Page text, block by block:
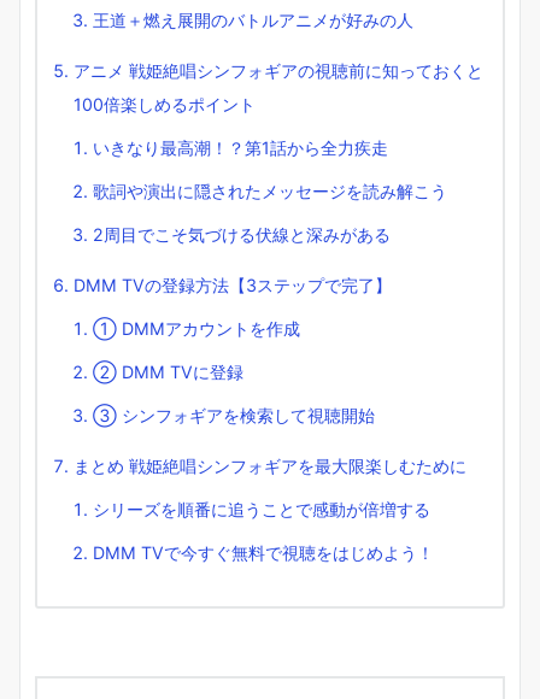
王道＋燃え展開のバトルアニメが好みの人
アニメ 戦姫絶唱シンフォギアの視聴前に知っておくと
100倍楽しめるポイント
いきなり最高潮！？第1話から全力疾走
歌詞や演出に隠されたメッセージを読み解こう
2周目でこそ気づける伏線と深みがある
DMM TVの登録方法【3ステップで完了】
① DMMアカウントを作成
② DMM TVに登録
③ シンフォギアを検索して視聴開始
まとめ 戦姫絶唱シンフォギアを最大限楽しむために
シリーズを順番に追うことで感動が倍増する
DMM TVで今すぐ無料で視聴をはじめよう！